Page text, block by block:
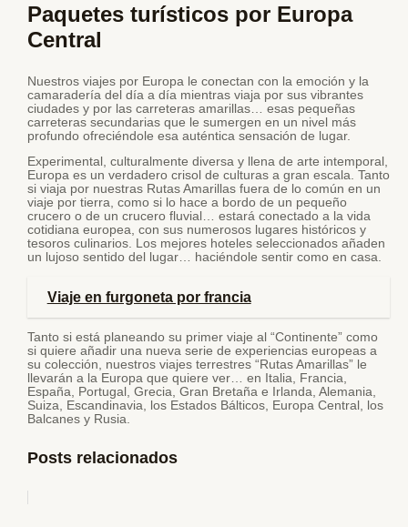
Paquetes turísticos por Europa
Central
Nuestros viajes por Europa le conectan con la emoción y la
camaradería del día a día mientras viaja por sus vibrantes
ciudades y por las carreteras amarillas… esas pequeñas
carreteras secundarias que le sumergen en un nivel más
profundo ofreciéndole esa auténtica sensación de lugar.
Experimental, culturalmente diversa y llena de arte intemporal,
Europa es un verdadero crisol de culturas a gran escala. Tanto
si viaja por nuestras Rutas Amarillas fuera de lo común en un
viaje por tierra, como si lo hace a bordo de un pequeño
crucero o de un crucero fluvial… estará conectado a la vida
cotidiana europea, con sus numerosos lugares históricos y
tesoros culinarios. Los mejores hoteles seleccionados añaden
un lujoso sentido del lugar… haciéndole sentir como en casa.
Viaje en furgoneta por francia
Tanto si está planeando su primer viaje al “Continente” como
si quiere añadir una nueva serie de experiencias europeas a
su colección, nuestros viajes terrestres “Rutas Amarillas” le
llevarán a la Europa que quiere ver… en Italia, Francia,
España, Portugal, Grecia, Gran Bretaña e Irlanda, Alemania,
Suiza, Escandinavia, los Estados Bálticos, Europa Central, los
Balcanes y Rusia.
Posts relacionados